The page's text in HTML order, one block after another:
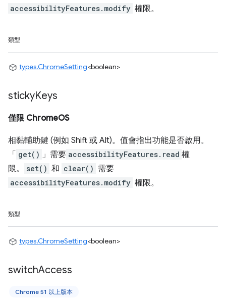
accessibilityFeatures.modify 權限。
類型
types.ChromeSetting<boolean>
stickyKeys
僅限 ChromeOS
相黏輔助鍵 (例如 Shift 或 Alt)。值會指出功能是否啟用。
「 get() 」需要 accessibilityFeatures.read 權
限。
set() 和 clear() 需要
accessibilityFeatures.modify 權限。
類型
types.ChromeSetting<boolean>
switchAccess
Chrome 51 以上版本